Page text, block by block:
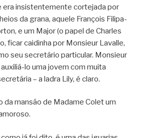
era insistentemente cortejada por
da grana, aquele François Filipa-
e um Major (o papel de Charles
ficar caidinha por Monsieur Lavalle,
seu secretário particular. Monsieur
lo uma jovem com muita
– a ladra Lily, é claro.
da mansão de Madame Colet um